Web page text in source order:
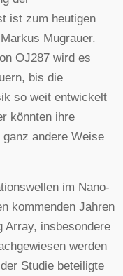
ist zum heutigen
Mugrauer.
OJ287 wird es
bis die
so weit entwickelt
könnten ihre
andere Weise
im Nano-
kommenden Jahren
Array, insbesondere
werden
Studie beteiligte